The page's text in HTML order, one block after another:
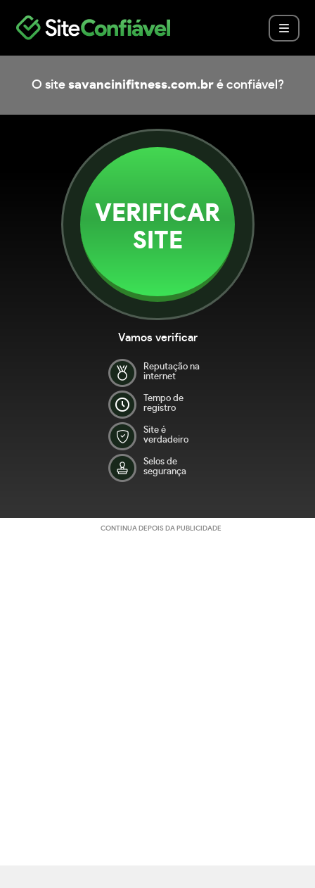
O site savancinifitness.com.bré confiável?
VERIFICAR
SITE
Vamos verificar
Reputação na
internet
Tempo de
registro
Site é
verdadeiro
Selos de
segurança
CONTINUA DEPOIS DA PUBLICIDADE